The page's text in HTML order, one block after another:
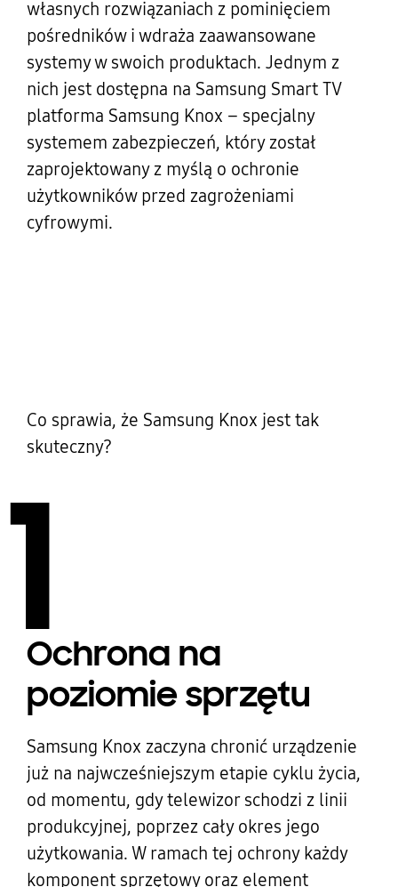
własnych rozwiązaniach z pominięciem
pośredników i wdraża zaawansowane
systemy w swoich produktach. Jednym z
nich jest dostępna na Samsung Smart TV
platforma Samsung Knox – specjalny
systemem zabezpieczeń, który został
zaprojektowany z myślą o ochronie
użytkowników przed zagrożeniami
cyfrowymi.
Co sprawia, że Samsung Knox jest tak
skuteczny?
1
Ochrona na
poziomie sprzętu
Samsung Knox zaczyna chronić urządzenie
już na najwcześniejszym etapie cyklu życia,
od momentu, gdy telewizor schodzi z linii
produkcyjnej, poprzez cały okres jego
użytkowania. W ramach tej ochrony każdy
komponent sprzętowy oraz element